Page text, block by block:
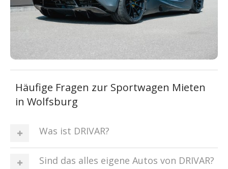
Häufige Fragen zur Sportwagen Mieten
in Wolfsburg
Was ist DRIVAR?
Sind das alles eigene Autos von DRIVAR?